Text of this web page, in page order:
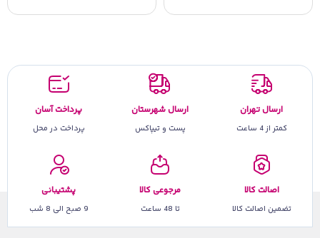
ارسال تهران
کمتر از 4 ساعت
ارسال شهرستان
پست و تیپاکس
پرداخت آسان
پرداخت در محل
اصالت کالا
تضمین اصالت کالا
مرجوعی کالا
تا 48 ساعت
پشتیبانی
9 صبح الی 8 شب